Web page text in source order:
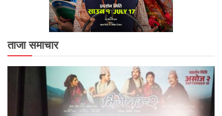
ताजा समाचार